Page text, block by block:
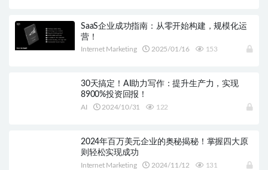
SaaS企业成功指南：从零开始构建，规模化运
营！
Internet Marketing 2025/01/16 153
30天搞定！AI助力写作：提升生产力，实现
8900%投资回报！
AI 2024/10/31 122
2024年百万美元企业的奥秘揭秘！掌握四大原
则轻松实现成功
Internet Marketing 2024/11/12 131